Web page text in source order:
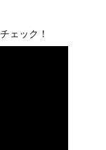
ェック！